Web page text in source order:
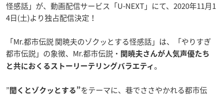
怪感話」が、動画配信サービス「U-NEXT」にて、2020年11月1
4日(土)より独占配信決定！
「Mr.都市伝説 関暁夫のゾクッとする怪感話」は、「やりすぎ
都市伝説」の象徴、Mr.都市伝説・ 関暁夫さんが人気声優たち
と共におくるストーリーテリングバラエティ 。
” 聞くとゾクッとする”をテーマに、巷でささやかれる都市伝